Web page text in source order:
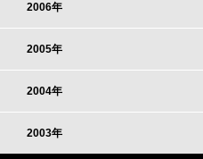
2006年
2005年
2004年
2003年